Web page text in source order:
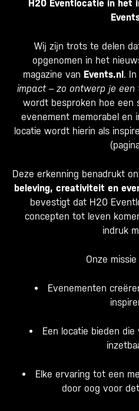
H20 Eventlocatie in het
Wij zijn trots te delen
opgenomen in het
magazine van Events.nl. In
impact – zo ontwerp je
wordt besproken hoe een
evenement memorabel en
locatie wordt hierin als
Deze erkenning benadrukt
beleving, creativiteit en
bevestigt dat H20
concepten tot leven
indruk
Onze
Evenementen
Een locatie bieden
Elke ervaring tot een
door oog voor